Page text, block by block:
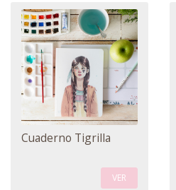
Cuaderno Tigrilla
VER